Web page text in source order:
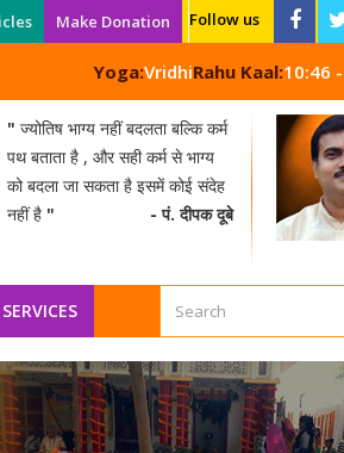
Make Donation Follow us
Yoga:VridhiRahu Kaal:10:46
" ज्योतिष भाग्य नहीं बदलता बल्कि कर्म
पथ बताता है , और सही कर्म से भाग्य
को बदला जा सकता है इसमें कोई संदेह
नहीं है " - पं. दीपक दूबे